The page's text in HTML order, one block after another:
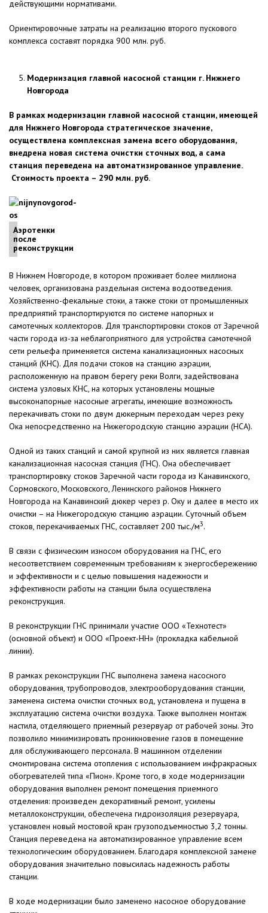
действующими нормативами.
Ориентировочные затраты на реализацию второго пускового
комплекса составят порядка 900 млн. руб.
Модернизация главной насосной станции г. Нижнего
Новгорода
В рамках модернизации главной насосной станции, имеющей
для Нижнего Новгорода стратегическое значение,
осуществлена комплексная замена всего оборудования,
внедрена новая система очистки сточных вод, а сама
станция переведена на автоматизированное управление.
Стоимость проекта – 290 млн. руб.
Аэротенки
после
реконструкции
В Нижнем Новгороде, в котором проживает более миллиона
человек, организована раздельная система водоотведения.
Хозяйственно-фекальные стоки, а также стоки от промышленных
предприятий транспортируются по системе напорных и
самотечных коллекторов. Для транспортировки стоков от Заречной
части города из-за неблагоприятного для устройства самотечной
сети рельефа применяется система канализационных насосных
станций (КНС). Для подачи стоков на станцию аэрации,
расположенную на правом берегу реки Волги, задействована
система узловых КНС, на которых установлены мощные
высоконапорные насосные агрегаты, имеющие возможность
перекачивать стоки по двум дюкерным переходам через реку
Ока непосредственно на Нижегородскую станцию аэрации (НСА).
Одной из таких станций и самой крупной из них является главная
канализационная насосная станция (ГНС). Она обеспечивает
транспортировку стоков Заречной части города из Канавинского,
Сормовского, Московского, Ленинского районов Нижнего
Новгорода на Канавинский дюкер через р. Оку и далее в место их
очистки – на Нижегородскую станцию аэрации. Суточный объем
стоков, перекачиваемых ГНС, составляет 200 тыс./м3.
В связи с физическим износом оборудования на ГНС, его
несоответствием современным требованиям к энергосбережению
и эффективности и с целью повышения надежности и
эффективности работы на станции была осуществлена
реконструкция.
В реконструкции ГНС принимали участие ООО «Технотест»
(основной объект) и ООО «Проект-НН» (прокладка кабельной
линии).
В рамках реконструкции ГНС выполнена замена насосного
оборудования, трубопроводов, электрооборудования станции,
заменена система очистки сточных вод, установлена и пущена в
эксплуатацию система очистки воздуха. Также выполнен монтаж
настила, отделяющего приемный резервуар от рабочей зоны. Это
позволило минимизировать проникновение газов в помещение
для обслуживающего персонала. В машинном отделении
смонтирована система отопления с использованием инфракрасных
обогревателей типа «Пион». Кроме того, в ходе модернизации
оборудования выполнен ремонт помещения приемного
отделения: произведен декоративный ремонт, усилены
металлоконструкции, обеспечена гидроизоляция резервуара,
установлен новый мостовой кран грузоподъемностью 3,2 тонны.
Станция переведена на автоматизированное управление всем
технологическим оборудованием. Благодаря комплексной замене
оборудования значительно повысилась надежность работы
станции.
В ходе модернизации было заменено насосное оборудование